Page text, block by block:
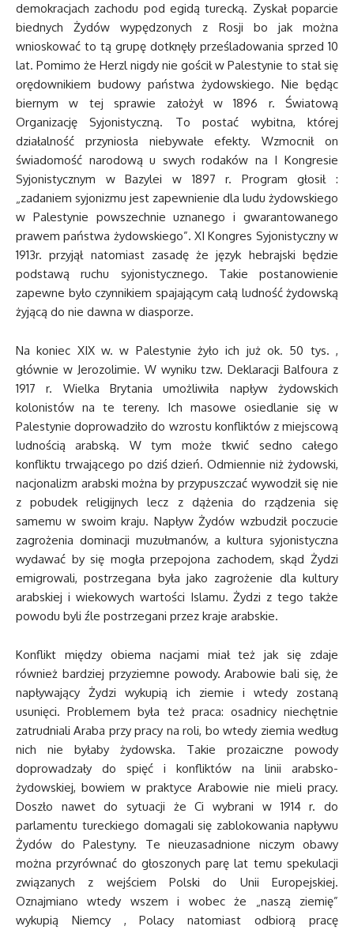
demokracjach zachodu pod egidą turecką. Zyskał poparcie
biednych Żydów wypędzonych z Rosji bo jak można
wnioskować to tą grupę dotknęły prześladowania sprzed 10
lat. Pomimo że Herzl nigdy nie gościł w Palestynie to stał się
orędownikiem budowy państwa żydowskiego. Nie będąc
biernym w tej sprawie założył w 1896 r. Światową
Organizację Syjonistyczną. To postać wybitna, której
działalność przyniosła niebywałe efekty. Wzmocnił on
świadomość narodową u swych rodaków na I Kongresie
Syjonistycznym w Bazylei w 1897 r. Program głosił :
„zadaniem syjonizmu jest zapewnienie dla ludu żydowskiego
w Palestynie powszechnie uznanego i gwarantowanego
prawem państwa żydowskiego”. XI Kongres Syjonistyczny w
1913r. przyjął natomiast zasadę że język hebrajski będzie
podstawą ruchu syjonistycznego. Takie postanowienie
zapewne było czynnikiem spajającym całą ludność żydowską
żyjącą do nie dawna w diasporze.
Na koniec XIX w. w Palestynie żyło ich już ok. 50 tys. ,
głównie w Jerozolimie. W wyniku tzw. Deklaracji Balfoura z
1917 r. Wielka Brytania umożliwiła napływ żydowskich
kolonistów na te tereny. Ich masowe osiedlanie się w
Palestynie doprowadziło do wzrostu konfliktów z miejscową
ludnością arabską. W tym może tkwić sedno całego
konfliktu trwającego po dziś dzień. Odmiennie niż żydowski,
nacjonalizm arabski można by przypuszczać wywodził się nie
z pobudek religijnych lecz z dążenia do rządzenia się
samemu w swoim kraju. Napływ Żydów wzbudził poczucie
zagrożenia dominacji muzułmanów, a kultura syjonistyczna
wydawać by się mogła przepojona zachodem, skąd Żydzi
emigrowali, postrzegana była jako zagrożenie dla kultury
arabskiej i wiekowych wartości Islamu. Żydzi z tego także
powodu byli źle postrzegani przez kraje arabskie.
Konflikt między obiema nacjami miał też jak się zdaje
również bardziej przyziemne powody. Arabowie bali się, że
napływający Żydzi wykupią ich ziemie i wtedy zostaną
usunięci. Problemem była też praca: osadnicy niechętnie
zatrudniali Araba przy pracy na roli, bo wtedy ziemia według
nich nie byłaby żydowska. Takie prozaiczne powody
doprowadzały do spięć i konfliktów na linii arabsko-
żydowskiej, bowiem w praktyce Arabowie nie mieli pracy.
Doszło nawet do sytuacji że Ci wybrani w 1914 r. do
parlamentu tureckiego domagali się zablokowania napływu
Żydów do Palestyny. Te nieuzasadnione niczym obawy
można przyrównać do głoszonych parę lat temu spekulacji
związanych z wejściem Polski do Unii Europejskiej.
Oznajmiano wtedy wszem i wobec że „naszą ziemię”
wykupią Niemcy , Polacy natomiast odbiorą pracę